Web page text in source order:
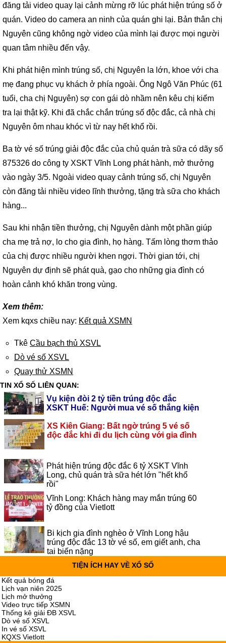
đăng tải video quay lại cảnh mừng rỡ lúc phát hiện trúng số ở
quán. Video do camera an ninh của quán ghi lại. Bản thân chị
Nguyên cũng không ngờ video của mình lại được mọi người
quan tâm nhiều đến vậy.
Khi phát hiện mình trúng số, chị Nguyên la lớn, khoe với cha
mẹ đang phục vụ khách ở phía ngoài. Ông Ngô Văn Phúc (61
tuổi, cha chị Nguyên) sợ con gái dò nhầm nên kêu chị kiểm
tra lại thật kỹ. Khi đã chắc chắn trúng số độc đắc, cả nhà chị
Nguyên ôm nhau khóc vì từ nay hết khổ rồi.
Ba tờ vé số trúng giải độc đắc của chủ quán trà sữa có dãy số
875326 do công ty XSKT Vĩnh Long phát hành, mở thưởng
vào ngày 3/5. Ngoài video quay cảnh trúng số, chị Nguyên
còn đăng tải nhiều video lĩnh thưởng, tặng trà sữa cho khách
hàng...
Sau khi nhận tiền thưởng, chị Nguyên dành một phần giúp
cha mẹ trả nợ, lo cho gia đình, họ hàng. Tấm lòng thơm thảo
của chị được nhiều người khen ngợi. Thời gian tới, chị
Nguyên dự định sẽ phát quà, gạo cho những gia đình có
hoàn cảnh khó khăn trong vùng.
Xem thêm:
Xem kqxs chiều nay: Kết quả XSMN
Tkê Cầu bạch thủ XSVL
Dò vé số XSVL
Quay thử XSMN
TIN XỔ SỐ LIÊN QUAN:
Vụ kiện đòi 2 tỷ tiền trúng độc đắc
XSKT Huế: Người mua vé số thắng kiện
XS Kiên Giang: Bất ngờ trúng 5 vé số
độc đắc khi đi du lịch cùng với gia đình
Phát hiện trúng độc đắc 6 tỷ XSKT Vĩnh
Long, chủ quán trà sữa hét lớn "hết khổ
rồi"
Vĩnh Long: Khách hàng may mắn trúng 60
tỷ đồng của Vietlott
Bi kịch gia đình nghèo ở Vĩnh Long hậu
trúng độc đắc 13 tờ vé số, em giết anh, cha
tai biến nặng
TIỆN ÍCH HAY VỀ XỔ SỐ
Kết quả bóng đá
Lịch vạn niên 2025
Lịch mở thưởng
Video trực tiếp XSMN
Thống kê giải ĐB XSVL
Dò vé số XSVL
In vé số XSVL
KQXS Vietlott